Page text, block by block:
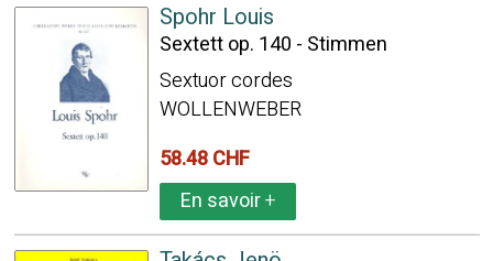
Spohr Louis
Sextett op. 140 - Stimmen
Sextuor cordes
WOLLENWEBER
58.48 CHF
En savoir+